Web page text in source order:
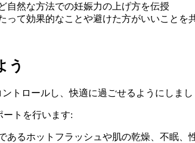
自然な方法での妊娠力の上げ方を伝授
って効果的なことや避けた方がいいことを
う
トロールし、快適に過ごせるようにしまし
ートを行います:
あるホットフラッシュや肌の乾燥、不眠